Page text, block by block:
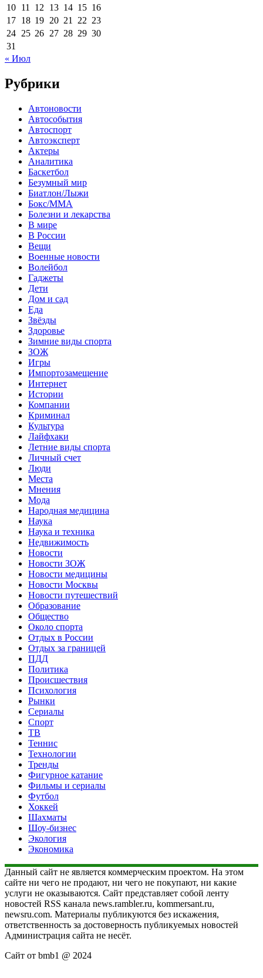
10 11 12 13 14 15 16
17 18 19 20 21 22 23
24 25 26 27 28 29 30
31
« Июл
Рубрики
Автоновости
Автособытия
Автоспорт
Автоэксперт
Актеры
Аналитика
Баскетбол
Безумный мир
Биатлон/Лыжи
Бокс/MMA
Болезни и лекарства
В мире
В России
Вещи
Военные новости
Волейбол
Гаджеты
Дети
Дом и сад
Еда
Звёзды
Здоровье
Зимние виды спорта
ЗОЖ
Игры
Импортозамещение
Интернет
Истории
Компании
Криминал
Культура
Лайфхаки
Летние виды спорта
Личный счет
Люди
Места
Мнения
Мода
Народная медицина
Наука
Наука и техника
Недвижимость
Новости
Новости ЗОЖ
Новости медицины
Новости Москвы
Новости путешествий
Образование
Общество
Около спорта
Отдых в России
Отдых за границей
ПДД
Политика
Происшествия
Психология
Рынки
Сериалы
Спорт
ТВ
Теннис
Технологии
Тренды
Фигурное катание
Фильмы и сериалы
Футбол
Хоккей
Шахматы
Шоу-бизнес
Экология
Экономика
Данный сайт не является коммерческим проектом. На этом
сайте ни чего не продают, ни чего не покупают, ни какие
услуги не оказываются. Сайт представляет собой ленту
новостей RSS канала news.rambler.ru, kommersant.ru,
newsru.com. Материалы публикуются без искажения,
ответственность за достоверность публикуемых новостей
Администрация сайта не несёт.
Сайт от bmb1 @ 2024